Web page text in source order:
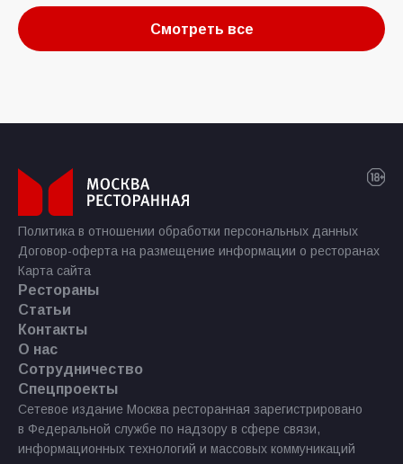
Смотреть все
Политика в отношении обработки персональных данных
Договор-оферта на размещение информации о ресторанах
Карта сайта
Рестораны
Статьи
Контакты
О нас
Сотрудничество
Спецпроекты
Сетевое издание Москва ресторанная зарегистрировано
в Федеральной службе по надзору в сфере связи,
информационных технологий и массовых коммуникаций